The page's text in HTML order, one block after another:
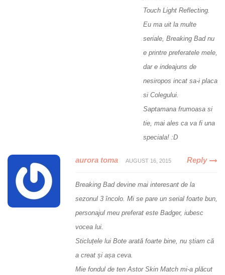
Touch Light Reflecting.
Eu ma uit la multe
seriale, Breaking Bad nu
e printre preferatele mele,
dar e indeajuns de
nesiropos incat sa-i placa
si Colegului.
Saptamana frumoasa si
tie, mai ales ca va fi una
speciala! :D
aurora toma AUGUST 16, 2015 Reply
Breaking Bad devine mai interesant de la
sezonul 3 încolo. Mi se pare un serial foarte bun,
personajul meu preferat este Badger, iubesc
vocea lui.
Sticluțele lui Bote arată foarte bine, nu știam că
a creat și așa ceva.
Mie fondul de ten Astor Skin Match mi-a plăcut